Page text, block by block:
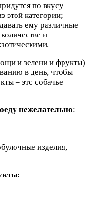
по вкусу
этой категории;
ему различные
и
и зелени и фрукты)
в день, чтобы
– это собачье
нежелательно:
изделия,
: